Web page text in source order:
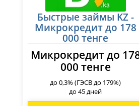
Зыряновск
Казалинск
Кандыагаш
Караганда
Каратау
Костанай
Быстрые займы KZ -
Микрокредит до 178
000 тенге
Микрокредит до
000 тенге
до 0,3% (ГЭСВ до 179%)
до 45 дней